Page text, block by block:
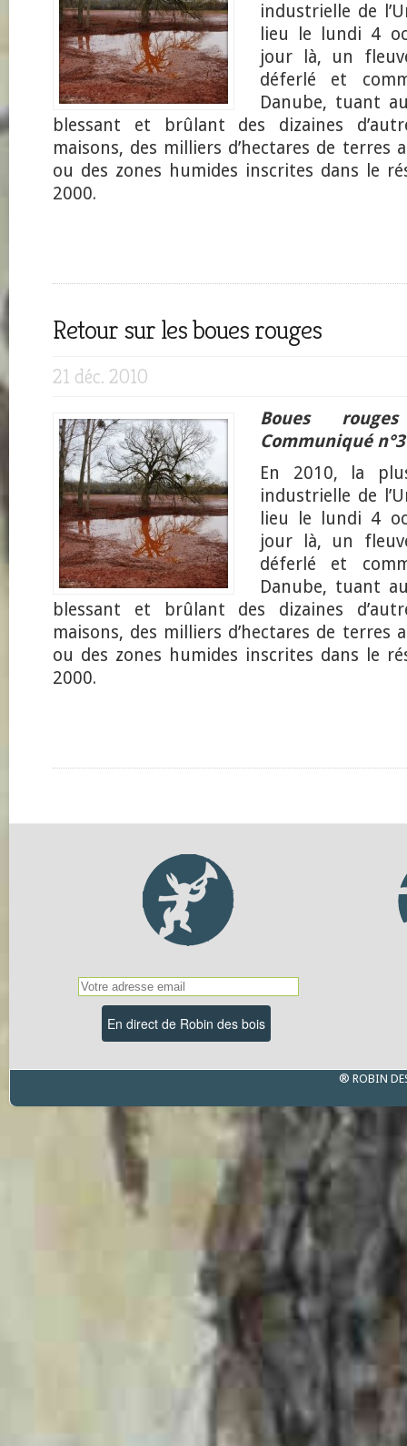
industrielle de
lieu le lundi 4
jour là, un
déferlé et
Danube, tuant
blessant et brûlant des dizaines
maisons, des milliers d’hectares de terres
ou des zones humides inscrites dans le
2000.
Retour sur les boues rouges
21 déc. 2010
Boues
Communiqué n°3
En 2010, la
industrielle de
lieu le lundi 4
jour là, un
déferlé et
Danube, tuant
blessant et brûlant des dizaines
maisons, des milliers d’hectares de terres
ou des zones humides inscrites dans le
2000.
® ROBIN